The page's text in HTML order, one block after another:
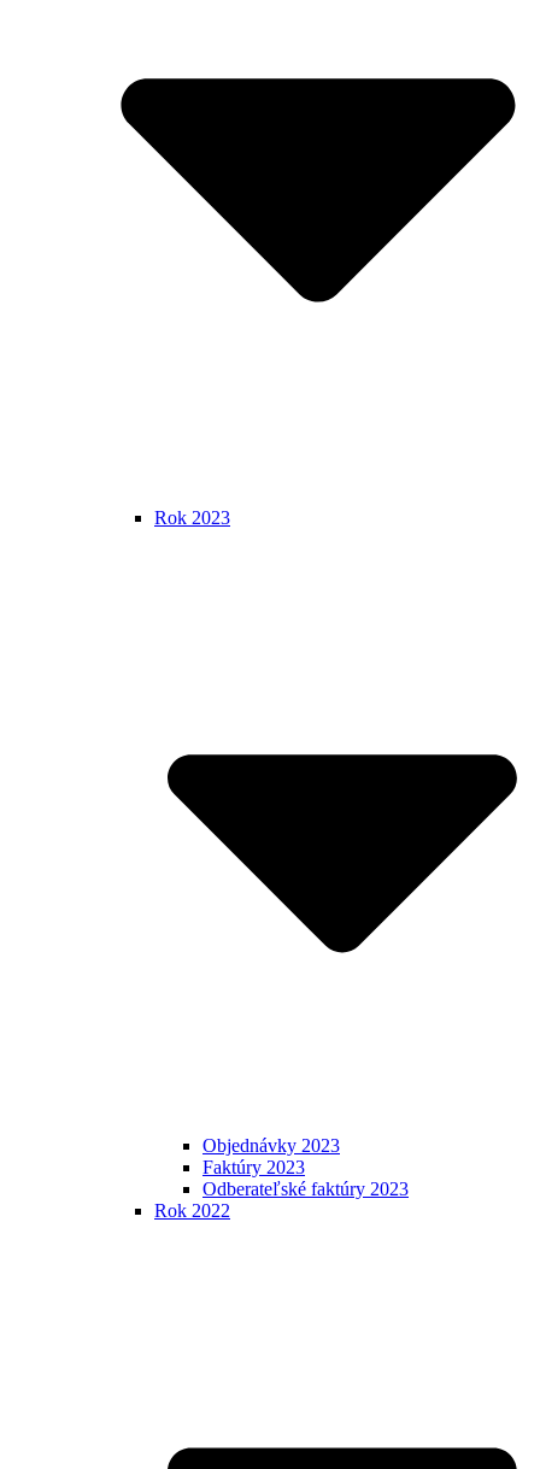
Rok 2023
Objednávky 2023
Faktúry 2023
Odberateľské faktúry 2023
Rok 2022